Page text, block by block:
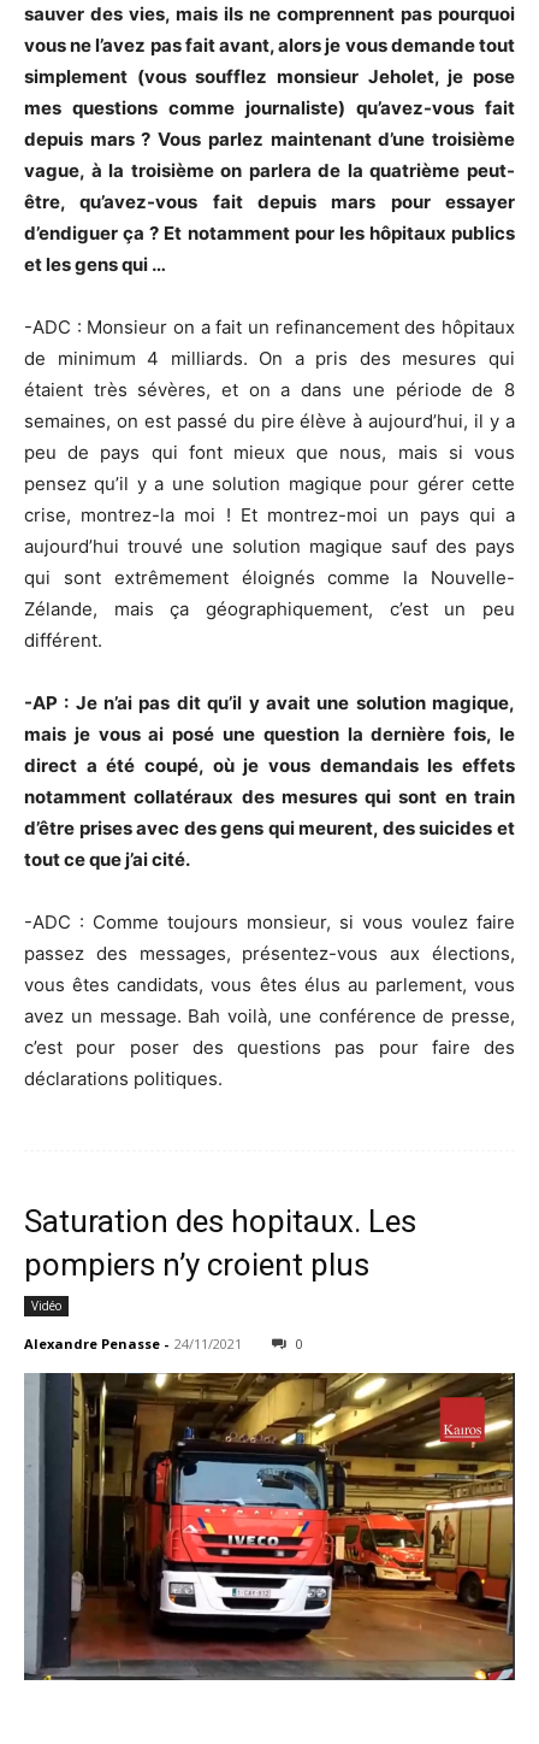
sauver des vies, mais ils ne comprennent pas pourquoi
vous ne l’avez pas fait avant, alors je vous demande tout
simplement (vous soufflez monsieur Jeholet, je pose
mes questions comme journaliste) qu’avez-vous fait
depuis mars ? Vous parlez maintenant d’une troisième
vague, à la troisième on parlera de la quatrième peut-
être, qu’avez-vous fait depuis mars pour essayer
d’endiguer ça ? Et notamment pour les hôpitaux publics
et les gens qui …
-ADC : Monsieur on a fait un refinancement des hôpitaux
de minimum 4 milliards. On a pris des mesures qui
étaient très sévères, et on a dans une période de 8
semaines, on est passé du pire élève à aujourd’hui, il y a
peu de pays qui font mieux que nous, mais si vous
pensez qu’il y a une solution magique pour gérer cette
crise, montrez-la moi ! Et montrez-moi un pays qui a
aujourd’hui trouvé une solution magique sauf des pays
qui sont extrêmement éloignés comme la Nouvelle-
Zélande, mais ça géographiquement, c’est un peu
différent.
-AP : Je n’ai pas dit qu’il y avait une solution magique,
mais je vous ai posé une question la dernière fois, le
direct a été coupé, où je vous demandais les effets
notamment collatéraux des mesures qui sont en train
d’être prises avec des gens qui meurent, des suicides et
tout ce que j’ai cité.
-ADC : Comme toujours monsieur, si vous voulez faire
passez des messages, présentez-vous aux élections,
vous êtes candidats, vous êtes élus au parlement, vous
avez un message. Bah voilà, une conférence de presse,
c’est pour poser des questions pas pour faire des
déclarations politiques.
Saturation des hopitaux. Les
pompiers n’y croient plus
Vidéo
Alexandre Penasse - 24/11/2021 0